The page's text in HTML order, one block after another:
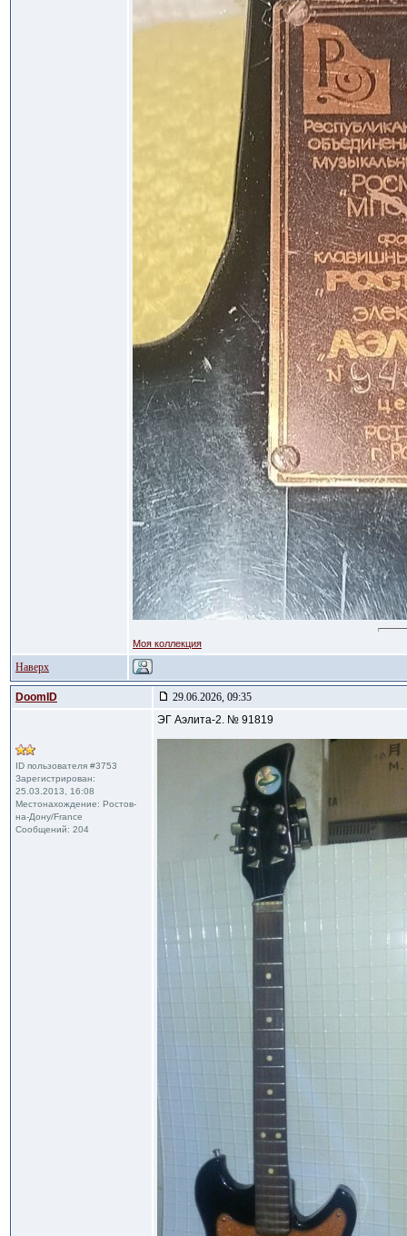
Моя коллекция
Наверх
DoomID 29.06.2026, 09:35
ID пользователя #3753
Зарегистрирован:
25.03.2013, 16:08
Местонахождение: Ростов-
на-Дону/France
Сообщений: 204
ЭГ Аэлита-2. № 91819